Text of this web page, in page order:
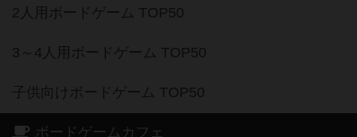
2人用ボードゲーム TOP50
3～4人用ボードゲーム TOP50
子供向けボードゲーム TOP50
ボードゲームカフェ